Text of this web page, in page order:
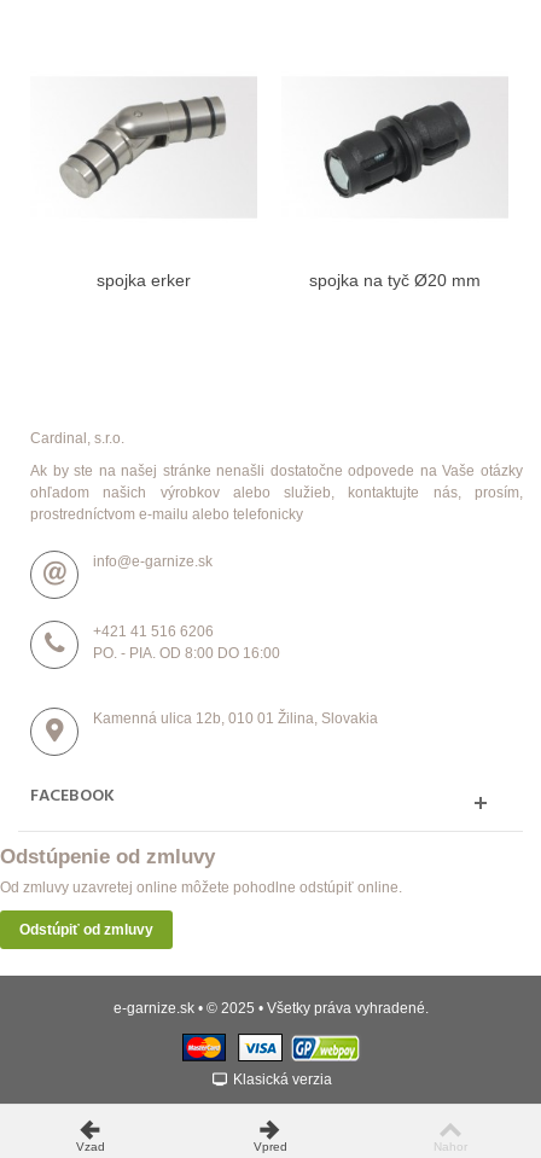
spojka erker spojka na tyč Ø20 mm
Cardinal, s.r.o.
Ak by ste na našej stránke nenašli dostatočne odpovede na Vaše otázky
ohľadom našich výrobkov alebo služieb, kontaktujte nás, prosím,
prostredníctvom e-mailu alebo telefonicky
info@e-garnize.sk
+421 41 516 6206
PO. - PIA. OD 8:00 DO 16:00
Kamenná ulica 12b, 010 01 Žilina, Slovakia
FACEBOOK
Odstúpenie od zmluvy
Od zmluvy uzavretej online môžete pohodlne odstúpiť online.
Odstúpiť od zmluvy
e-garnize.sk • © 2025 • Všetky práva vyhradené.
Klasická verzia
Vzad Vpred Nahor